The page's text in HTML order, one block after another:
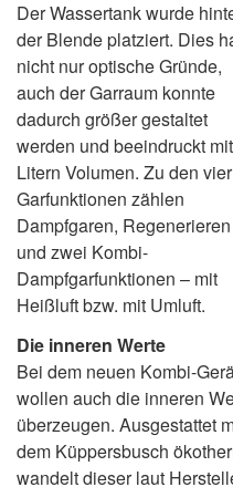
Der Wassertank wurde
der Blende platziert. Dies
nicht nur optische Gründe,
auch der Garraum konnte
dadurch größer gestaltet
werden und beeindruckt
Litern Volumen. Zu den vier
Garfunktionen zählen
Dampfgaren, Regenerieren
und zwei Kombi-
Dampfgarfunktionen – mit
Heißluft bzw. mit Umluft.
Die inneren Werte
Bei dem neuen Kombi-
wollen auch die inneren
überzeugen. Ausgestattet
dem Küppersbusch
wandelt dieser laut